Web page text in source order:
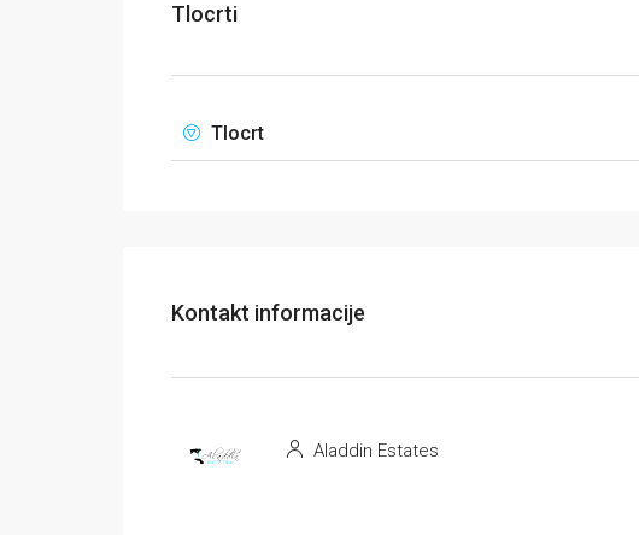
Tlocrti
Tlocrt
Kontakt informacije
Aladdin Estates